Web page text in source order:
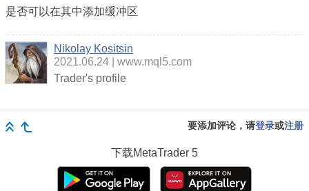
是否可以在其中添加缓冲区
Nikolay Kositsin
2021.06.24
www.mql5.com
Trader's profile
要添加评论，请登录或注册
下载MetaTrader 5